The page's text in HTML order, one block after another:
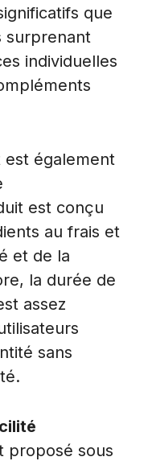
que
surprenant
individuelles
est également
est conçu
au frais et
et de la
la durée de
assez
sans
proposé sous